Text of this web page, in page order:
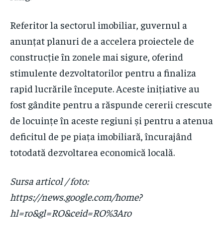
Referitor la sectorul imobiliar, guvernul a
anunțat planuri de a accelera proiectele de
construcție în zonele mai sigure, oferind
stimulente dezvoltatorilor pentru a finaliza
rapid lucrările începute. Aceste inițiative au
fost gândite pentru a răspunde cererii crescute
de locuințe în aceste regiuni și pentru a atenua
deficitul de pe piața imobiliară, încurajând
totodată dezvoltarea economică locală.
Sursa articol / foto:
https://news.google.com/home?
hl=ro&gl=RO&ceid=RO%3Aro